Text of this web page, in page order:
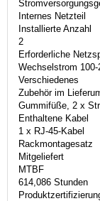
Internes Netzteil
Installierte Anzahl
2
Erforderliche
Wechselstrom
Verschiedenes
Zubehör im
Gummifüße, 2 x
Enthaltene Kabel
1 x RJ-45-Kabel
Rackmontagesatz
Mitgeliefert
MTBF
614,086 Stunden